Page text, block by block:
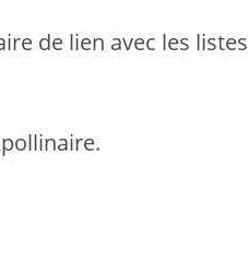
de lien avec les listes